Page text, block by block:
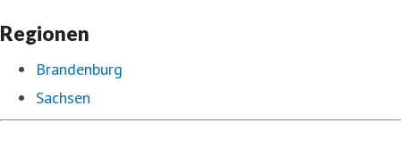
Regionen
Brandenburg
Sachsen